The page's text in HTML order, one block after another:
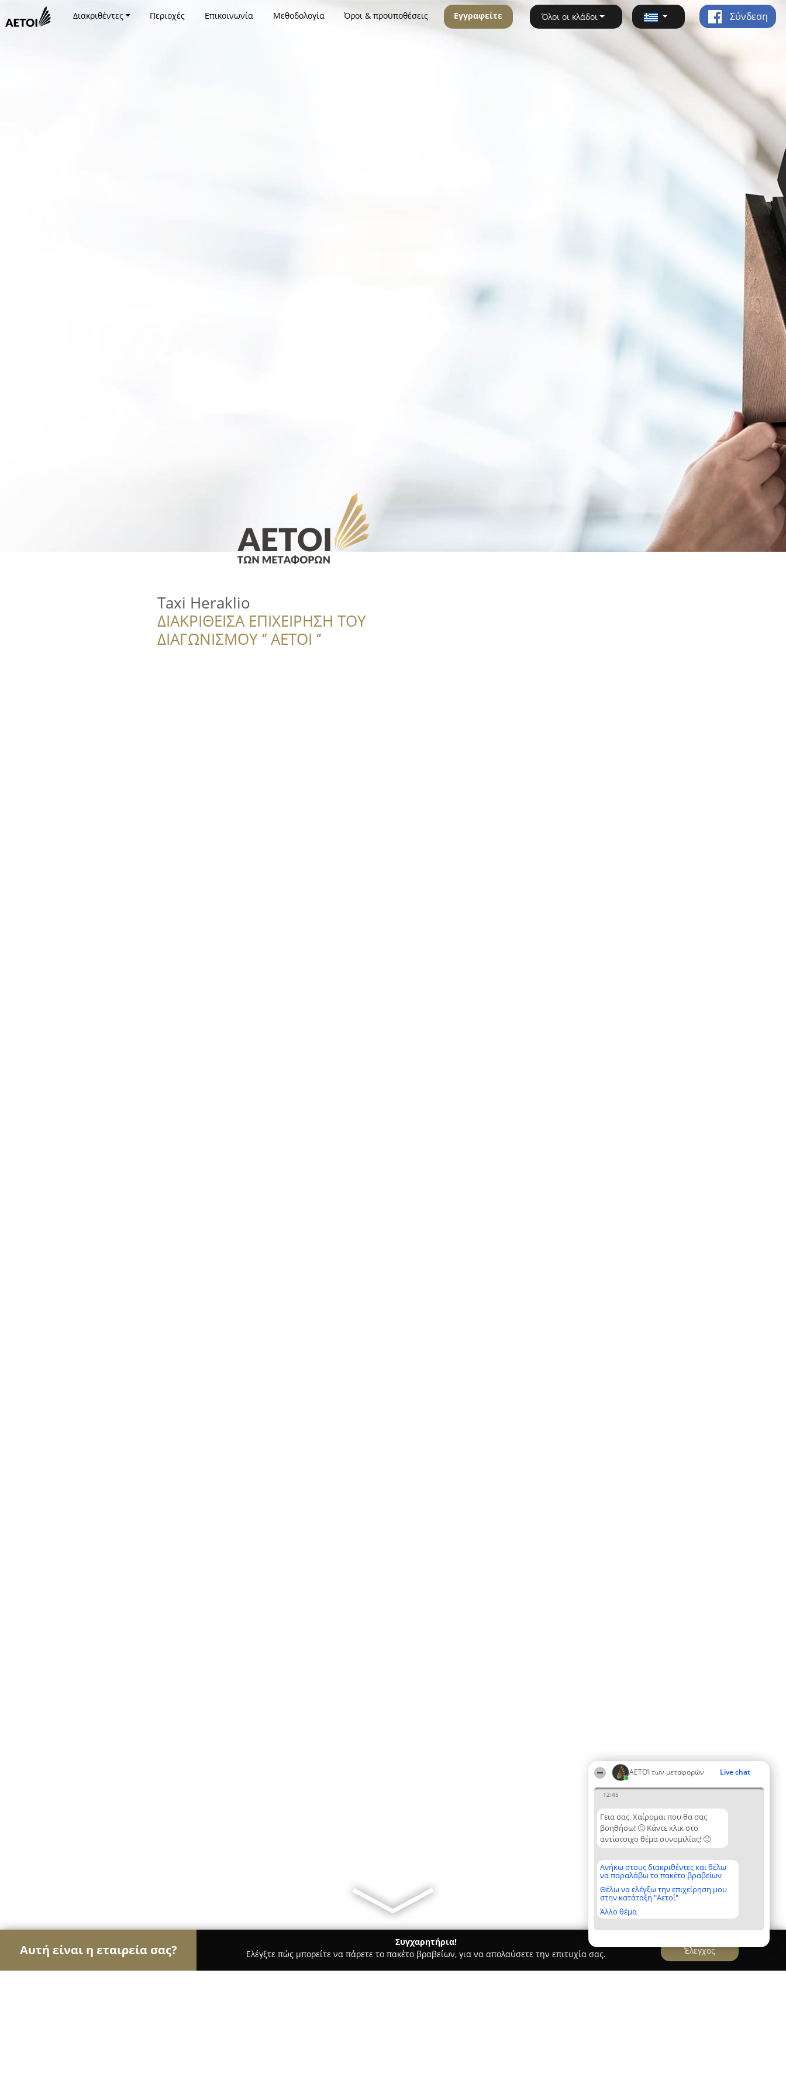
ΑΕΤΟΊ των μεταφορών Live chat
12:45
Γεια σας. Χαίρομαι που θα σας
βοηθήσω! 🙂 Κάντε κλικ στο
αντίστοιχο θέμα συνομιλίας! 🙂
Ανήκω στους διακριθέντες και θέλω
να παραλάβω το πακέτο βραβείων
Θέλω να ελέγξω την επιχείρηση μου
στην κατάταξη "Αετοί"
Άλλο θέμα
Διακριθέντες Περιοχές Επικοινωνία Μεθοδολογία Όροι & προϋποθέσεις Εγγραφείτε Όλοι οι κλάδοι Σύνδεση
Taxi Heraklio
ΔΙΑΚΡΙΘΕΙΣΑ ΕΠΙΧΕΙΡΗΣΗ ΤΟΥ
ΔΙΑΓΩΝΙΣΜΟΥ ‘’ ΑΕΤΟΙ ‘’
Αυτή είναι η εταιρεία σας?
Συγχαρητήρια!
Ελέγξτε πώς μπορείτε να πάρετε το πακέτο βραβείων, για να απολαύσετε την επιτυχία σας.
Έλεγχος